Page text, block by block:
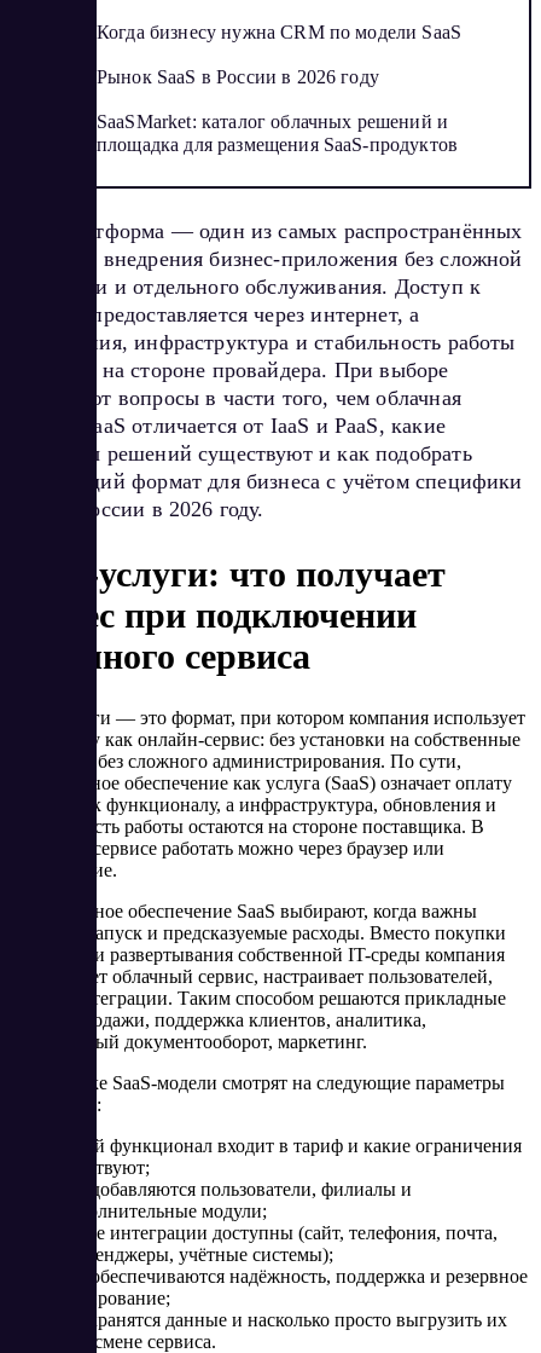
Когда бизнесу нужна CRM по модели SaaS
Рынок SaaS в России в 2026 году
SaaSMarket: каталог облачных решений и
площадка для размещения SaaS-продуктов
SaaS-платформа — один из самых распространённых
способов внедрения бизнес-приложения без сложной
установки и отдельного обслуживания. Доступ к
сервису предоставляется через интернет, а
обновления, инфраструктура и стабильность работы
остаются на стороне провайдера. При выборе
возникают вопросы в части того, чем облачная
модель SaaS отличается от IaaS и PaaS, какие
варианты решений существуют и как подобрать
подходящий формат для бизнеса с учётом специфики
SaaS в России в 2026 году.
SaaS-услуги: что получает
бизнес при подключении
облачного сервиса
SaaS-услуги — это формат, при котором компания использует
программу как онлайн-сервис: без установки на собственные
серверы и без сложного администрирования. По сути,
программное обеспечение как услуга (SaaS) означает оплату
за доступ к функционалу, а инфраструктура, обновления и
стабильность работы остаются на стороне поставщика. В
облачном сервисе работать можно через браузер или
приложение.
Программное обеспечение SaaS выбирают, когда важны
быстрый запуск и предсказуемые расходы. Вместо покупки
лицензий и развертывания собственной IT-среды компания
подключает облачный сервис, настраивает пользователей,
роли и интеграции. Таким способом решаются прикладные
задачи: продажи, поддержка клиентов, аналитика,
электронный документооборот, маркетинг.
При оценке SaaS-модели смотрят на следующие параметры
внедрения:
какой функционал входит в тариф и какие ограничения
действуют;
как добавляются пользователи, филиалы и
дополнительные модули;
какие интеграции доступны (сайт, телефония, почта,
мессенджеры, учётные системы);
как обеспечиваются надёжность, поддержка и резервное
копирование;
где хранятся данные и насколько просто выгрузить их
при смене сервиса.